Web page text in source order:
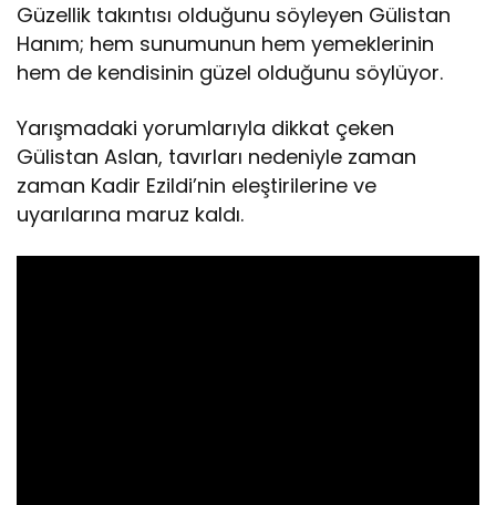
Güzellik takıntısı olduğunu söyleyen Gülistan
Hanım; hem sunumunun hem yemeklerinin
hem de kendisinin güzel olduğunu söylüyor.
Yarışmadaki yorumlarıyla dikkat çeken
Gülistan Aslan, tavırları nedeniyle zaman
zaman Kadir Ezildi’nin eleştirilerine ve
uyarılarına maruz kaldı.